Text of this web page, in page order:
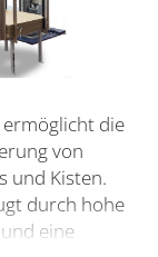
die
von
und Kisten.
durch hohe
eine